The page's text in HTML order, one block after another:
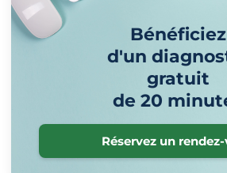
Bénéficiez
d'un
gratuit
de 20
Réservez un